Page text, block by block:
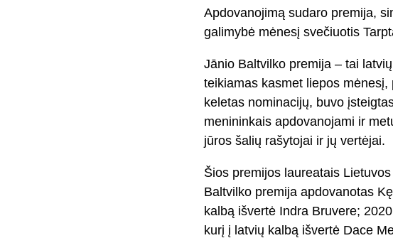
Apdovanojimą sudaro premija,
galimybė mėnesį svečiuotis
Jānio Baltvilko premija – tai
teikiamas kasmet liepos
keletas nominacijų, buvo
menininkais apdovanojami ir
jūros šalių rašytojai ir jų vertėjai.
Šios premijos laureatais
Baltvilko premija apdovanotas
kalbą išvertė Indra Bruvere;
kurį į latvių kalbą išvertė Dace